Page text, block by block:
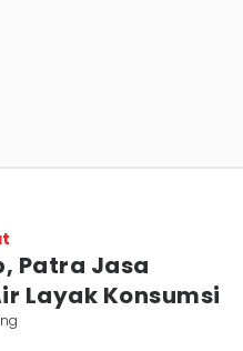
Patra Jasa
Layak Konsumsi